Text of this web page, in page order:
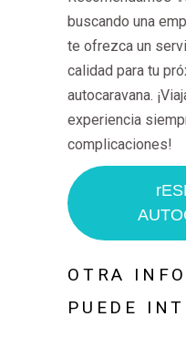
buscando una
te ofrezca un
calidad para tu
autocaravana.
experiencia
complicaciones!
OTRA
PUEDE